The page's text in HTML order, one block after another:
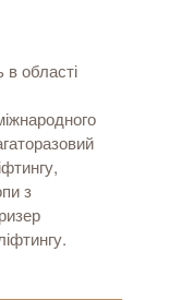
області
з